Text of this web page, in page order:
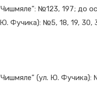
№123, 197; до
Фучика): №5, 18, 19, 30,
(ул. Ю. Фучика):